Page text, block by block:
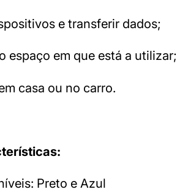
e transferir dados;
espaço em que está a utilizar;
casa ou no carro.
Preto e Azul